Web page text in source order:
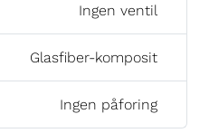
Ingen ventil
Glasfiber-komposit
Ingen påforing